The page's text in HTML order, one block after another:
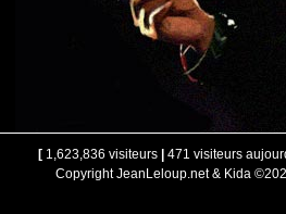
[ 1,623,836 visiteurs 471 visiteurs
Copyright JeanLeloup.net & Kida